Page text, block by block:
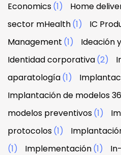
Economics(1) Home
sector mHealth(1) IC
Management (1) Ideación
Identidad corporativa(2)
aparatología(1)
Implantación de modelos
modelos preventivos(1)
protocolos(1)
(1)
Implementación(1)